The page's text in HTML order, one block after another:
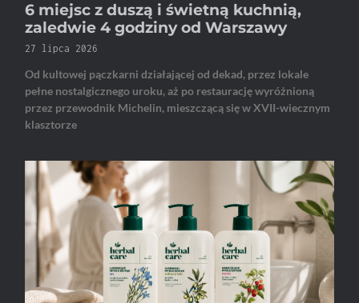
6 miejsc z duszą i świetną kuchnią,
zaledwie 4 godziny od Warszawy
27 lipca 2026
Od kultowej pączkarni działającej od dekad, przez lokale
pełne nostalgicznego uroku, aż po restaurację wyróżnioną
przez przewodnik Michelin, mieszczącą się w XVII-wiecznym
klasztorze